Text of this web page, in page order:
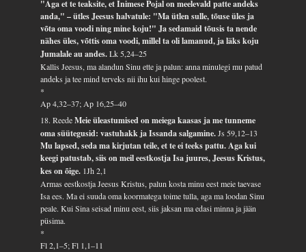
"Aga et te teaksite, et Inimese Pojal on meelevald patte andeks
anda," – ütles Jeesus halvatule: "Ma ütlen sulle, tõuse üles ja
võta oma voodi ning mine koju!" Ja sedamaid tõusis ta nende
nähes üles, võttis oma voodi, millel ta oli lamanud, ja läks koju
Jumalale au andes.Lk 5,24–25
Kallis Jeesus, ma alandun Sinu ette ja palun: anna minulegi mu patud
andeks ja tee mind terveks nii ihu kui hinge poolest.
*
Ap 4,32–37; Ap 16,25–40
18. ReedeMeie üleastumised on meiega kaasas ja me tunneme
oma süütegusid: vastuhakk ja Issanda salgamine.Js 59,12–13
Mu lapsed, seda ma kirjutan teile, et te ei teeks pattu. Aga kui
keegi patustab, siis on meil eestkostja Isa juures, Jeesus Kristus,
kes on õige. 1Jh 2,1
Armas eestkostja Jeesus Kristus, palun kosta minu eest meie taevase
Isa ees. Ma ei suuda oma koormatega toime tulla, aga ma loodan Sinu
peale. Kui Sina seisad minu eest, siis jaksan ma edasi minna ja jään
püsima.
*
Fl 2,1–5; Fl 1,1–11